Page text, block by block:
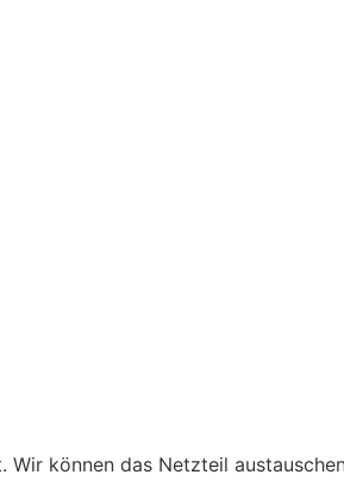
können das Netzteil